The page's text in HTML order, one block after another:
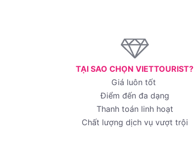
TẠI SAO CHỌN VIETTOURIST?
Giá luôn tốt
Điểm đến đa dạng
Thanh toán linh hoạt
Chất lượng dịch vụ vượt trội